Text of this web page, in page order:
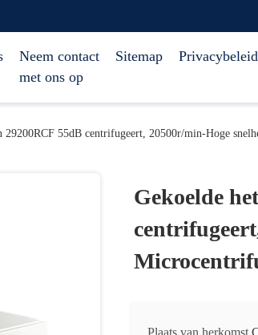
Neem contact
met ons op
Sitemap Privacybeleid
29200RCF 55dB centrifugeert, 20500r/min-Hoge
Gekoelde
Plaats van herkomst